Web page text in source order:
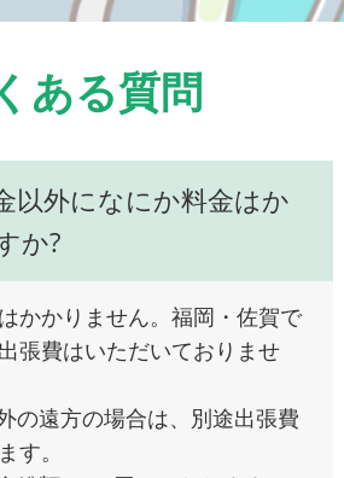
ある質問
以外になにか料金はか
か?
かかりません。福岡・佐賀で
張費はいただいておりませ
の遠方の場合は、別途出張費
す。